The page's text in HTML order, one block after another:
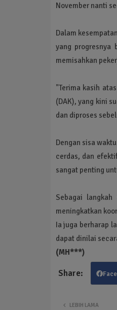
November nanti
Dalam
yang progresnya
memisahkan
"Terima kasih
(DAK), yang kini
dan diproses
Dengan sisa
cerdas, dan
sangat penting
Sebagai
meningkatkan
Ia juga berharap
dapat dinilai
(MH***)
LEBIH LAMA